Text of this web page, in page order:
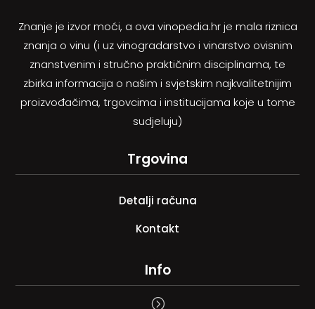
Znanje je izvor moći, a ova vinopedia.hr je mala riznica
znanja o vinu (i uz vinogradarstvo i vinarstvo ovisnim
znanstvenim i stručno praktičnim disciplinama, te
zbirka informacija o našim i svjetskim najkvalitetnijim
proizvođačima, trgovcima i institucijama koje u tome
sudjeluju)
Trgovina
Detalji računa
Kontakt
Info
=